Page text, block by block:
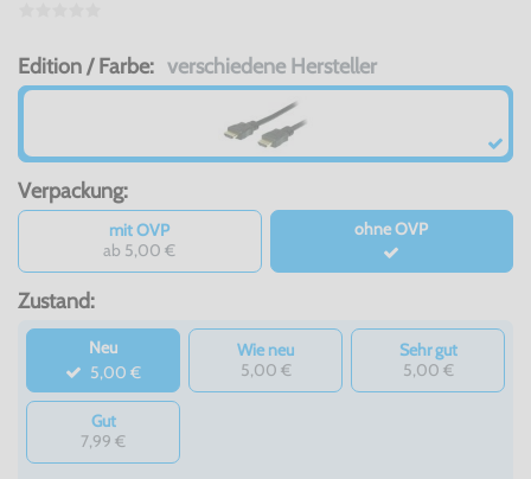
Edition / Farbe: verschiedene Hersteller
Verpackung:
mit OVP
ab 5,00 €
ohne OVP
Zustand:
Neu
5,00 €
Wie neu
5,00 €
Sehr gut
5,00 €
Gut
7,99 €